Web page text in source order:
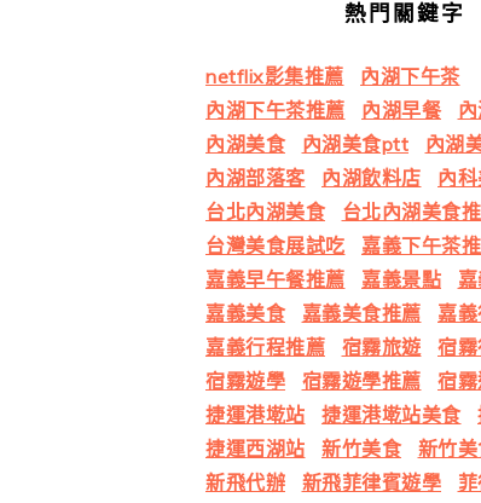
熱門關鍵字
netflix影集推薦
內湖下午茶
內湖下午茶推薦
內湖早餐
內湖美食
內湖美食ptt
內湖
內湖部落客
內湖飲料店
內
台北內湖美食
台北內湖美食
台灣美食展試吃
嘉義下午茶
嘉義早午餐推薦
嘉義景點
嘉義美食
嘉義美食推薦
嘉
嘉義行程推薦
宿霧旅遊
宿
宿霧遊學
宿霧遊學推薦
宿
捷運港墘站
捷運港墘站美食
捷運西湖站
新竹美食
新竹
新飛代辦
新飛菲律賓遊學